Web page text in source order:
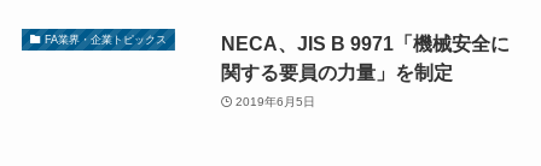
FA業界・企業トピックス
NECA、JIS B 9971「機械安全に
関する要員の力量」を制定
2019年6月5日